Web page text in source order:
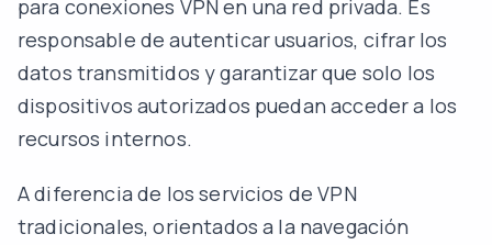
para conexiones VPN en una red privada. Es
responsable de autenticar usuarios, cifrar los
datos transmitidos y garantizar que solo los
dispositivos autorizados puedan acceder a los
recursos internos.
A diferencia de los servicios de VPN
tradicionales, orientados a la navegación